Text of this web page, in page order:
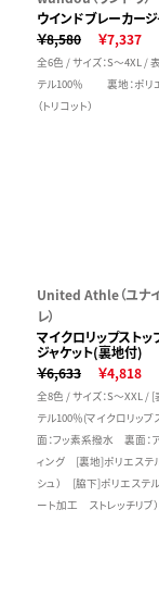
ウインドブレーカージ
￥8,580
￥7,337
全6色 / サイズ：S～4XL /
テル100％ 裏地：ポリ
（トリコット）
United Athle（ユナ
レ）
マイクロリップストッ
ジャケット(裏地付)
￥6,633
￥4,818
全8色 / サイズ：S～XXL /
テル100％(マイクロリッ
面：フッ素系撥水 裏面：
ィング [裏地]ポリエステ
シュ） [脇下]ポリエステル
ート加工 ストレッチリブ）